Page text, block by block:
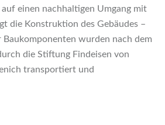
auf einen nachhaltigen Umgang mit
die Konstruktion des Gebäudes –
wurden nach dem
die Stiftung Findeisen von
transportiert und